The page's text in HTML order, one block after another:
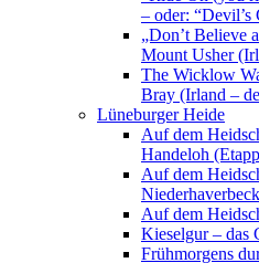
– oder:
„Don’t Believe
Mount Usher
The Wicklow
Bray (Irland –
Lüneburger Heide
Auf dem
Handeloh
Auf dem
Auf dem
Kieselgur – das
Frühmorgens